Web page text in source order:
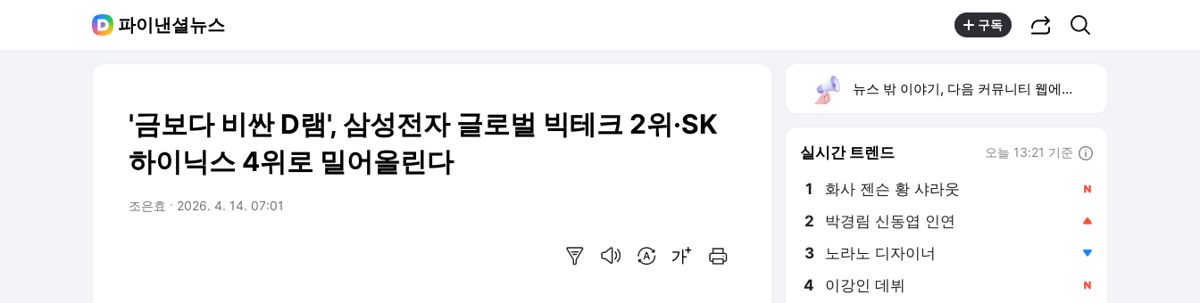
파이낸셜뉴스 구독
'금보다 비싼 D램', 삼성전자 글로벌 빅테크 2위·SK
하이닉스 4위로 밀어올린다
조은효 2026. 4. 14. 07:01
뉴스 밖 이야기, 다음 커뮤니티 웹에서 보기
실시간 트렌드 오늘 13:21 기준
1 화사 젠슨 황 샤라웃
2 박경림 신동엽 인연
3 노라노 디자이너
4 이강인 데뷔